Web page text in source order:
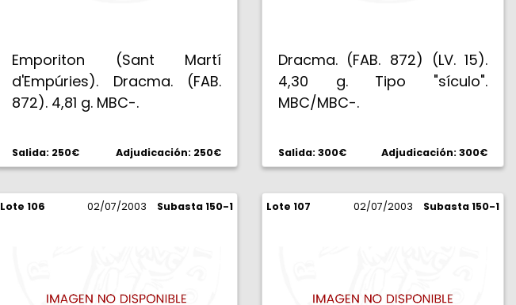
Emporiton (Sant Martí
d'Empúries). Dracma. (FAB.
872). 4,81 g. MBC-.
Salida: 250€ Adjudicación: 250€
Dracma. (FAB. 872) (LV. 15).
4,30 g. Tipo "sículo".
MBC/MBC-.
Salida: 300€ Adjudicación: 300€
Lote 106 02/07/2003 Subasta 150-1 Lote 107 02/07/2003 Subasta 150-1